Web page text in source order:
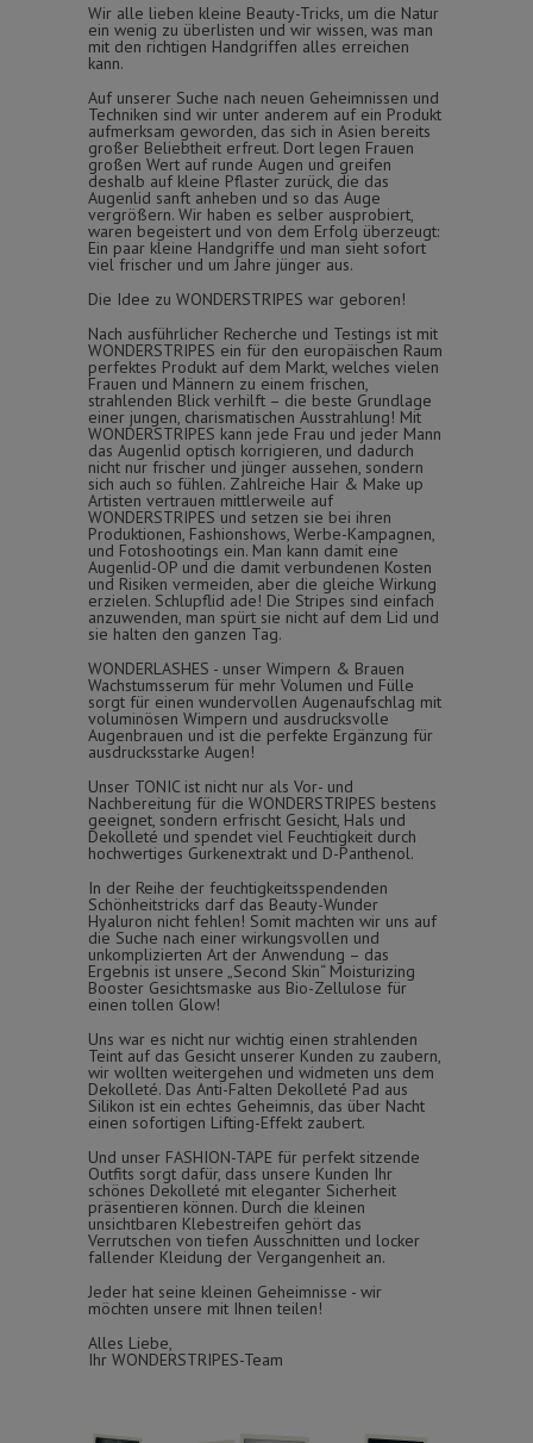
Wir alle lieben kleine Beauty-Tricks, um die Natur
ein wenig zu überlisten und wir wissen, was man
mit den richtigen Handgriffen alles erreichen
kann.
Auf unserer Suche nach neuen Geheimnissen und
Techniken sind wir unter anderem auf ein Produkt
aufmerksam geworden, das sich in Asien bereits
großer Beliebtheit erfreut. Dort legen Frauen
großen Wert auf runde Augen und greifen
deshalb auf kleine Pflaster zurück, die das
Augenlid sanft anheben und so das Auge
vergrößern. Wir haben es selber ausprobiert,
waren begeistert und von dem Erfolg überzeugt:
Ein paar kleine Handgriffe und man sieht sofort
viel frischer und um Jahre jünger aus.
Die Idee zu WONDERSTRIPES war geboren!
Nach ausführlicher Recherche und Testings ist mit
WONDERSTRIPES ein für den europäischen Raum
perfektes Produkt auf dem Markt, welches vielen
Frauen und Männern zu einem frischen,
strahlenden Blick verhilft – die beste Grundlage
einer jungen, charismatischen Ausstrahlung! Mit
WONDERSTRIPES kann jede Frau und jeder Mann
das Augenlid optisch korrigieren, und dadurch
nicht nur frischer und jünger aussehen, sondern
sich auch so fühlen. Zahlreiche Hair & Make up
Artisten vertrauen mittlerweile auf
WONDERSTRIPES und setzen sie bei ihren
Produktionen, Fashionshows, Werbe-Kampagnen,
und Fotoshootings ein. Man kann damit eine
Augenlid-OP und die damit verbundenen Kosten
und Risiken vermeiden, aber die gleiche Wirkung
erzielen. Schlupflid ade! Die Stripes sind einfach
anzuwenden, man spürt sie nicht auf dem Lid und
sie halten den ganzen Tag.
WONDERLASHES - unser Wimpern & Brauen
Wachstumsserum für mehr Volumen und Fülle
sorgt für einen wundervollen Augenaufschlag mit
voluminösen Wimpern und ausdrucksvolle
Augenbrauen und ist die perfekte Ergänzung für
ausdrucksstarke Augen!
Unser TONIC ist nicht nur als Vor- und
Nachbereitung für die WONDERSTRIPES bestens
geeignet, sondern erfrischt Gesicht, Hals und
Dekolleté und spendet viel Feuchtigkeit durch
hochwertiges Gurkenextrakt und D-Panthenol.
In der Reihe der feuchtigkeitsspendenden
Schönheitstricks darf das Beauty-Wunder
Hyaluron nicht fehlen! Somit machten wir uns auf
die Suche nach einer wirkungsvollen und
unkomplizierten Art der Anwendung – das
Ergebnis ist unsere „Second Skin“ Moisturizing
Booster Gesichtsmaske aus Bio-Zellulose für
einen tollen Glow!
Uns war es nicht nur wichtig einen strahlenden
Teint auf das Gesicht unserer Kunden zu zaubern,
wir wollten weitergehen und widmeten uns dem
Dekolleté. Das Anti-Falten Dekolleté Pad aus
Silikon ist ein echtes Geheimnis, das über Nacht
einen sofortigen Lifting-Effekt zaubert.
Und unser FASHION-TAPE für perfekt sitzende
Outfits sorgt dafür, dass unsere Kunden Ihr
schönes Dekolleté mit eleganter Sicherheit
präsentieren können. Durch die kleinen
unsichtbaren Klebestreifen gehört das
Verrutschen von tiefen Ausschnitten und locker
fallender Kleidung der Vergangenheit an.
Jeder hat seine kleinen Geheimnisse - wir
möchten unsere mit Ihnen teilen!
Alles Liebe,
Ihr WONDERSTRIPES-Team